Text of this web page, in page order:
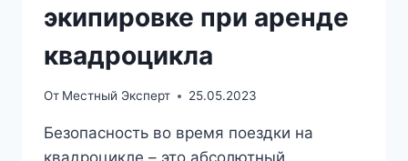
экипировке при аренде
квадроцикла
От Местный Эксперт 25.05.2023
Безопасность во время поездки на